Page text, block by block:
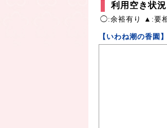
利用空き状況
◯:余裕有り ▲:要
【いわね潮の香園